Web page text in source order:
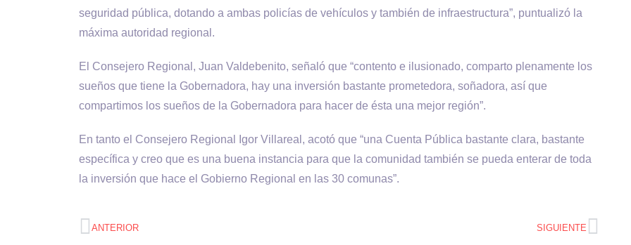
seguridad pública, dotando a ambas policías de vehículos y también de infraestructura”, puntualizó la
máxima autoridad regional.
El Consejero Regional, Juan Valdebenito, señaló que “contento e ilusionado, comparto plenamente los
sueños que tiene la Gobernadora, hay una inversión bastante prometedora, soñadora, así que
compartimos los sueños de la Gobernadora para hacer de ésta una mejor región”.
En tanto el Consejero Regional Igor Villareal, acotó que “una Cuenta Pública bastante clara, bastante
específica y creo que es una buena instancia para que la comunidad también se pueda enterar de toda
la inversión que hace el Gobierno Regional en las 30 comunas”.
ANTERIOR SIGUIENTE